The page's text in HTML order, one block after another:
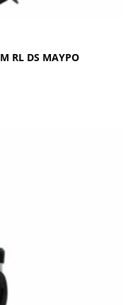
RL DS ΜΑΥΡΟ